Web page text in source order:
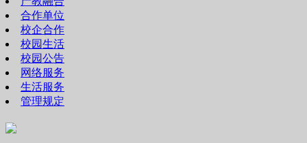
合作单位
校企合作
校园生活
校园公告
网络服务
生活服务
管理规定